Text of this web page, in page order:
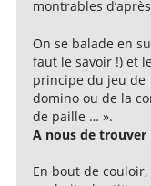
montrables
On se balade en
faut le savoir !) et
principe du jeu de
domino ou de la
de paille … ».
A nous de trouver
En bout de